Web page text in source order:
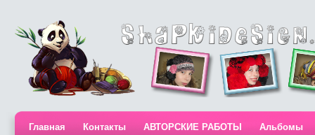
Главная Контакты АВТОРСКИЕ РАБОТЫ Альбомы